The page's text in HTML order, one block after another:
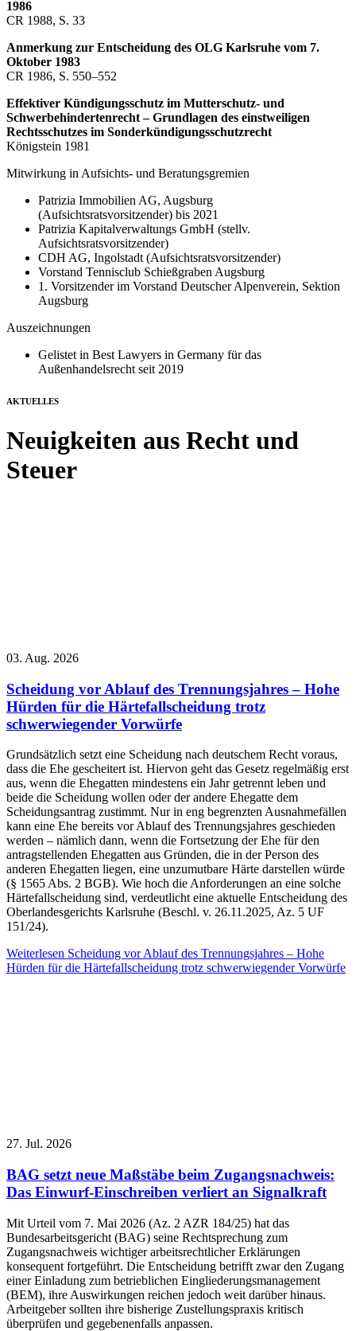
1986
CR 1988, S. 33
Anmerkung zur Entscheidung des OLG Karlsruhe vom 7.
Oktober 1983
CR 1986, S. 550–552
Effektiver Kündigungsschutz im Mutterschutz- und
Schwerbehindertenrecht – Grundlagen des einstweiligen
Rechtsschutzes im Sonderkündigungsschutzrecht
Königstein 1981
Mitwirkung in Aufsichts- und Beratungsgremien
Patrizia Immobilien AG, Augsburg
(Aufsichtsratsvorsitzender) bis 2021
Patrizia Kapitalverwaltungs GmbH (stellv.
Aufsichtsratsvorsitzender)
CDH AG, Ingolstadt (Aufsichtsratsvorsitzender)
Vorstand Tennisclub Schießgraben Augsburg
1. Vorsitzender im Vorstand Deutscher Alpenverein, Sektion
Augsburg
Auszeichnungen
Gelistet in Best Lawyers in Germany für das
Außenhandelsrecht seit 2019
AKTUELLES
Neuigkeiten aus Recht und
Steuer
03. Aug. 2026
Scheidung vor Ablauf des Trennungsjahres – Hohe
Hürden für die Härtefallscheidung trotz
schwerwiegender Vorwürfe
Grundsätzlich setzt eine Scheidung nach deutschem Recht voraus,
dass die Ehe gescheitert ist. Hiervon geht das Gesetz regelmäßig erst
aus, wenn die Ehegatten mindestens ein Jahr getrennt leben und
beide die Scheidung wollen oder der andere Ehegatte dem
Scheidungsantrag zustimmt. Nur in eng begrenzten Ausnahmefällen
kann eine Ehe bereits vor Ablauf des Trennungsjahres geschieden
werden – nämlich dann, wenn die Fortsetzung der Ehe für den
antragstellenden Ehegatten aus Gründen, die in der Person des
anderen Ehegatten liegen, eine unzumutbare Härte darstellen würde
(§ 1565 Abs. 2 BGB). Wie hoch die Anforderungen an eine solche
Härtefallscheidung sind, verdeutlicht eine aktuelle Entscheidung des
Oberlandesgerichts Karlsruhe (Beschl. v. 26.11.2025, Az. 5 UF
151/24).
Weiterlesen Scheidung vor Ablauf des Trennungsjahres – Hohe
Hürden für die Härtefallscheidung trotz schwerwiegender Vorwürfe
27. Jul. 2026
BAG setzt neue Maßstäbe beim Zugangsnachweis:
Das Einwurf-Einschreiben verliert an Signalkraft
Mit Urteil vom 7. Mai 2026 (Az. 2 AZR 184/25) hat das
Bundesarbeitsgericht (BAG) seine Rechtsprechung zum
Zugangsnachweis wichtiger arbeitsrechtlicher Erklärungen
konsequent fortgeführt. Die Entscheidung betrifft zwar den Zugang
einer Einladung zum betrieblichen Eingliederungsmanagement
(BEM), ihre Auswirkungen reichen jedoch weit darüber hinaus.
Arbeitgeber sollten ihre bisherige Zustellungspraxis kritisch
überprüfen und gegebenenfalls anpassen.